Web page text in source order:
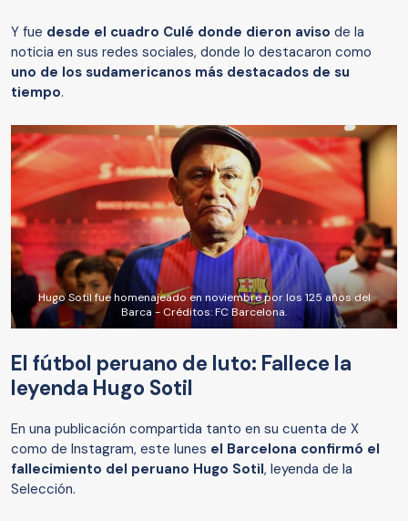
Y fue desde el cuadro Culé donde dieron aviso de la
noticia en sus redes sociales, donde lo destacaron como
uno de los sudamericanos más destacados de su
tiempo.
Hugo Sotil fue homenajeado en noviembre por los 125 años del
Barca - Créditos: FC Barcelona.
El fútbol peruano de luto: Fallece la
leyenda Hugo Sotil
En una publicación compartida tanto en su cuenta de X
como de Instagram, este lunes el Barcelona confirmó el
fallecimiento del peruano Hugo Sotil, leyenda de la
Selección.